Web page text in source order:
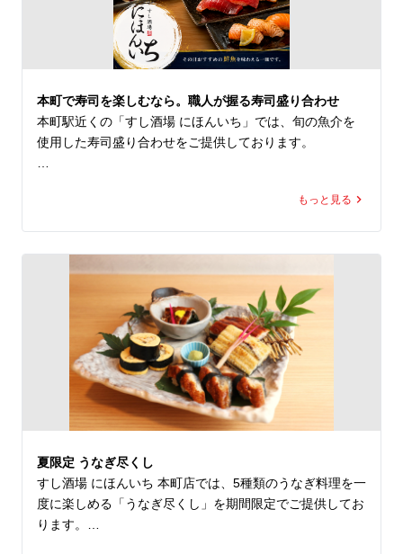
場 にほんいち 本町店へお越しください。
7月29日（水）～8月4日（火）
■本場・高知 藁焼き鰹のタタキ
750円（税込）
※1グループ1皿まで
本町で寿司を楽しむなら。職人が握る寿司盛り合わせ
本町駅近くの「すし酒場 にほんいち」では、旬の魚介を
使用した寿司盛り合わせをご提供しております。
を味わえる人気メニューです。まぐろや白身魚など、それ
飲み会にもおすすめです。
本町で寿司や海鮮料理を楽しみたい方は、ぜひ「すし酒場
にほんいち」へお越しください。
もっと見る
夏限定 うなぎ尽くし
すし酒場 にほんいち 本町店では、5種類のうなぎ料理を一
度に楽しめる「うなぎ尽くし」を期間限定でご提供してお
ります。